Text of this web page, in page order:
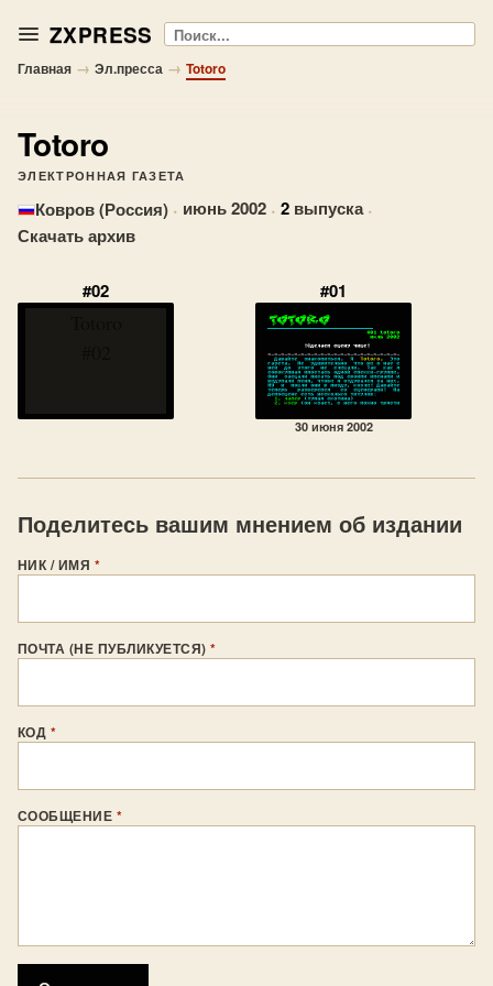
ZXPRESS Поиск
Главная → Эл.пресса → Totoro
Totoro
ЭЛЕКТРОННАЯ ГАЗЕТА
Ковров (Россия) · июнь 2002 · 2 выпуска ·
Скачать архив
#02 #01
30 июня 2002
Поделитесь вашим мнением об издании
НИК / ИМЯ *
ПОЧТА (НЕ ПУБЛИКУЕТСЯ)*
КОД *
СООБЩЕНИЕ *